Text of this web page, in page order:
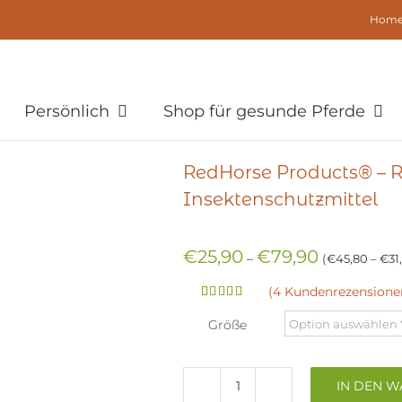
Persönlich Shop für gesunde Pferde
RedHorse Products® –
Insektenschutzmittel
€25,90 – €79,90 €45,80 – €
mit5.00
(4
Größe
RedHorse
IN DEN